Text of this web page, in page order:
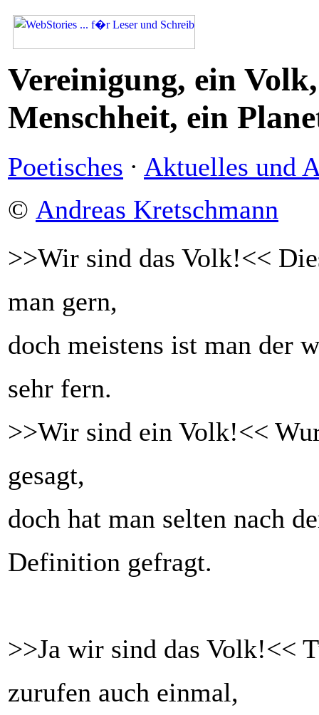
Vereinigung, ein
Menschheit, ein
Poetisches · Aktuelles und
© Andreas Kretschmann
>>Wir sind das Volk!<<
man gern,
doch meistens ist man der
sehr fern.
>>Wir sind ein Volk!<<
gesagt,
doch hat man selten nach
Definition gefragt.
>>Ja wir sind das Volk!<<
zurufen auch einmal,